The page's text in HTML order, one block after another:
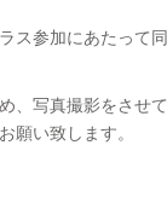
ス参加にあたって
、写真撮影をさせ
願い致します。